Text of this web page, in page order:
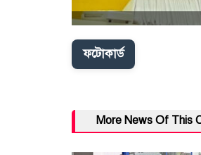
ফটোকার্ড
More News Of This